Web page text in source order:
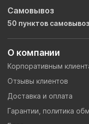
О компании
Корпоративным
Отзывы клиентов
Доставка и оплата
Гарантии, политика
Самовывоз
50 пунктов